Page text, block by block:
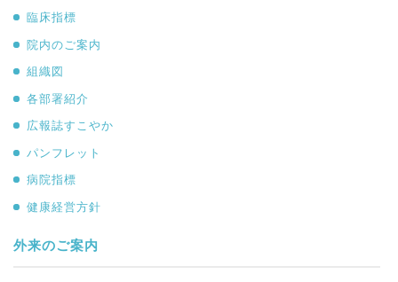
臨床指標
院内のご案内
組織図
各部署紹介
広報誌すこやか
パンフレット
病院指標
健康経営方針
外来のご案内